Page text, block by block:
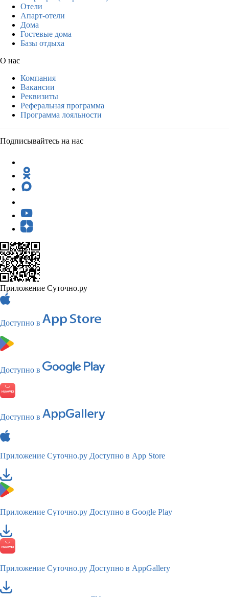
Отели
Апарт-отели
Дома
Гостевые дома
Базы отдыха
О нас
Компания
Вакансии
Реквизиты
Реферальная программа
Программа лояльности
Подписывайтесь на нас
Приложение Суточно.ру
Доступно в
Доступно в
Доступно в
Приложение Суточно.ру Доступно в App Store
Приложение Суточно.ру Доступно в Google Play
Приложение Суточно.ру Доступно в AppGallery